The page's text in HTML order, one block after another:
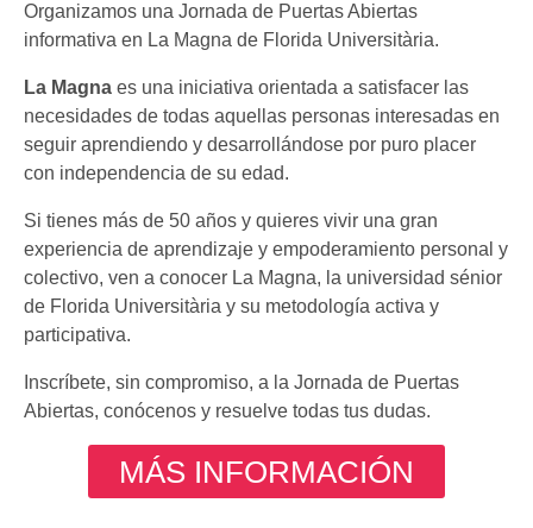
Organizamos una Jornada de Puertas Abiertas
informativa en La Magna de Florida Universitària.
La Magna es una iniciativa orientada a satisfacer las
necesidades de todas aquellas personas interesadas en
seguir aprendiendo y desarrollándose por puro placer
con independencia de su edad.
Si tienes más de 50 años y quieres vivir una gran
experiencia de aprendizaje y empoderamiento personal y
colectivo, ven a conocer La Magna, la universidad sénior
de Florida Universitària y su metodología activa y
participativa.
Inscríbete, sin compromiso, a la Jornada de Puertas
Abiertas, conócenos y resuelve todas tus dudas.
MÁS INFORMACIÓN